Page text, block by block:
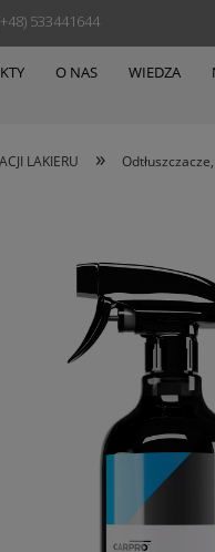
533441644
O NAS WIEDZA
LAKIERU »